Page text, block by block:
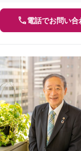
電話でお問い合